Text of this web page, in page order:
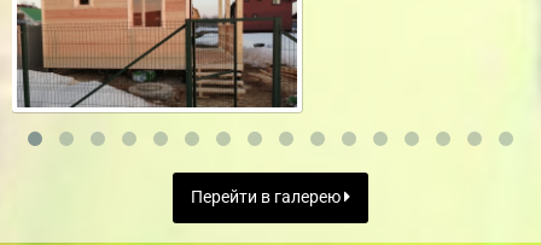
Перейти в галерею